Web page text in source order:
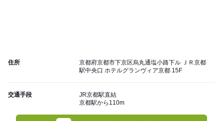
住所
京都府京都市下京区烏丸通塩小路下ル ＪＲ京都
駅中央口 ホテルグランヴィア京都 15F
交通手段
JR京都駅直結
京都駅から110m